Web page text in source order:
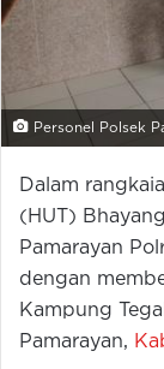
Personel Polsek
Dalam
(HUT)
Pamarayan
dengan
Kampung
Pamarayan,